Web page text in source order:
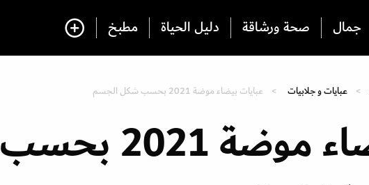
جمال صحة ورشاقة دليل الحياة مطبخ
عبايات و جلابيات عبايات بيضاء موضة 2021 بحسب شكل الجسم
عبايات بيضاء موضة 2021 بحسب